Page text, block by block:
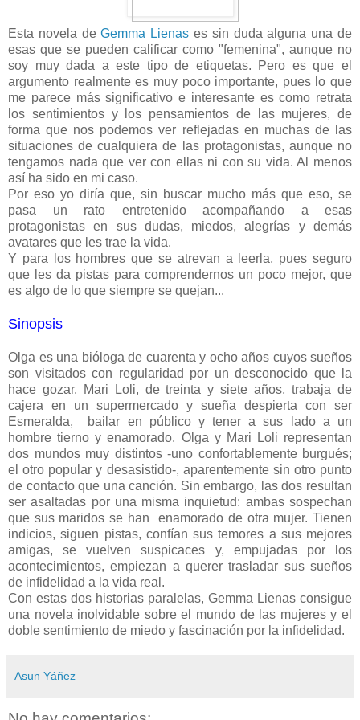
Esta novela deGemma Lienas es sin duda alguna una de
esas que se pueden calificar como "femenina", aunque no
soy muy dada a este tipo de etiquetas. Pero es que el
argumento realmente es muy poco importante, pues lo que
me parece más significativo e interesante es como retrata
los sentimientos y los pensamientos de las mujeres, de
forma que nos podemos ver reflejadas en muchas de las
situaciones de cualquiera de las protagonistas, aunque no
tengamos nada que ver con ellas ni con su vida. Al menos
así ha sido en mi caso.
Por eso yo diría que, sin buscar mucho más que eso, se
pasa un rato entretenido acompañando a esas
protagonistas en sus dudas, miedos, alegrías y demás
avatares que les trae la vida.
Y para los hombres que se atrevan a leerla, pues seguro
que les da pistas para comprendernos un poco mejor, que
es algo de lo que siempre se quejan...
Sinopsis
Olga es una bióloga de cuarenta y ocho años cuyos sueños
son visitados con regularidad por un desconocido que la
hace gozar. Mari Loli, de treinta y siete años, trabaja de
cajera en un supermercado y sueña despierta con ser
Esmeralda, bailar en público y tener a sus lado a un
hombre tierno y enamorado. Olga y Mari Loli representan
dos mundos muy distintos -uno confortablemente burgués;
el otro popular y desasistido-, aparentemente sin otro punto
de contacto que una canción. Sin embargo, las dos resultan
ser asaltadas por una misma inquietud: ambas sospechan
que sus maridos se han enamorado de otra mujer. Tienen
indicios, siguen pistas, confían sus temores a sus mejores
amigas, se vuelven suspicaces y, empujadas por los
acontecimientos, empiezan a querer trasladar sus sueños
de infidelidad a la vida real.
Con estas dos historias paralelas, Gemma Lienas consigue
una novela inolvidable sobre el mundo de las mujeres y el
doble sentimiento de miedo y fascinación por la infidelidad.
Asun Yáñez